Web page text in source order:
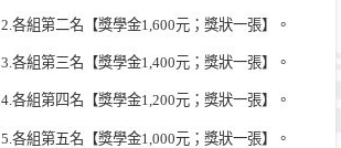
2. 各組第二名【獎學金1,600元；獎狀一張】。
3. 各組第三名【獎學金1,400元；獎狀一張】。
4.各組第四名【獎學金1,200元；獎狀一張】。
5. 各組第五名【獎學金1,000元；獎狀一張】。